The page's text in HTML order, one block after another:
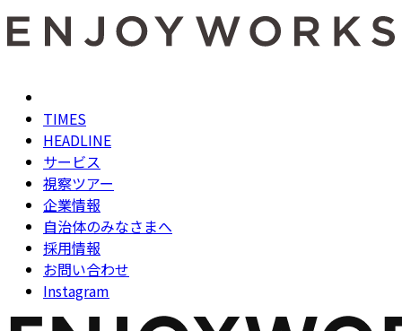
TIMES
HEADLINE
サービス
視察ツアー
企業情報
自治体のみなさまへ
採用情報
お問い合わせ
Instagram